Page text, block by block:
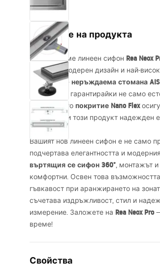
Аксесоари и мебели за баня
Описание на продукта
Представяме линеен сифон Rea Neox
съчетава модерен дизайн и най-
материал — неръждаема стомана
всяка баня, гарантирайки не само
Специалното покритие Nano Flex
което прави този продукт надежден
Вашият нов линеен сифон е не само
подчертава елегантността и
въртящия се сифон 360°, монтажът и
комфортни. Освен това
гъвкавост при аранжирането на
съчетава издръжливост, стил и
измерение. Заложете на Rea Neox Pro—
време!
Свойства